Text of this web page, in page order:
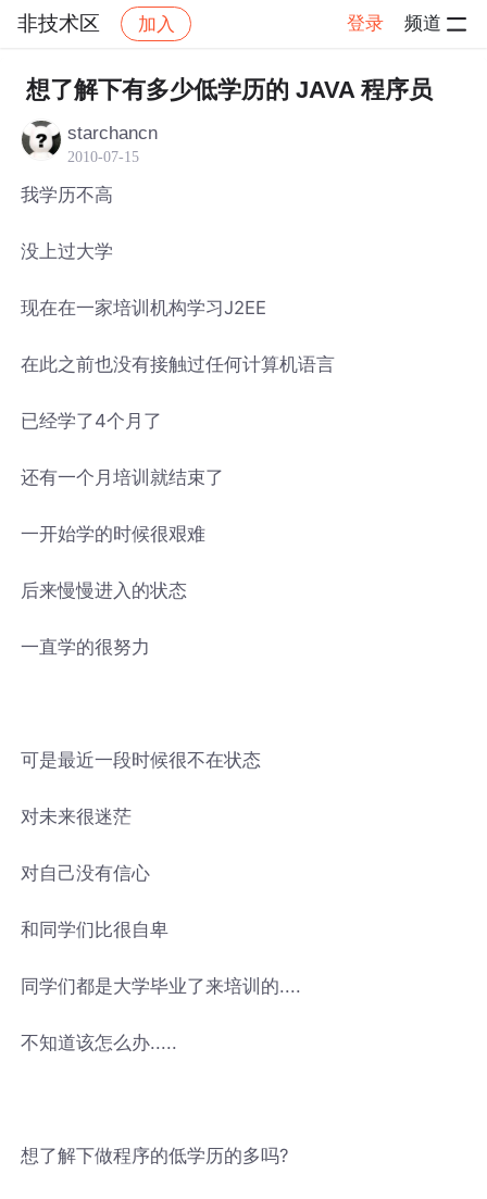
非技术区 加入 登录 频道
社区 非技术区 帖子详情
想了解下有多少低学历的 JAVA 程序员
starchancn
2010-07-15
我学历不高
没上过大学
现在在一家培训机构学习J2EE
在此之前也没有接触过任何计算机语言
已经学了4个月了
还有一个月培训就结束了
一开始学的时候很艰难
后来慢慢进入的状态
一直学的很努力
可是最近一段时候很不在状态
对未来很迷茫
对自己没有信心
和同学们比很自卑
同学们都是大学毕业了来培训的....
不知道该怎么办.....
想了解下做程序的低学历的多吗?